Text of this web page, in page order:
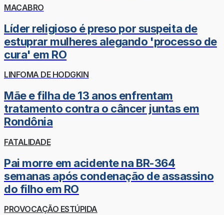
MACABRO
Líder religioso é preso por suspeita de
estuprar mulheres alegando 'processo de
cura' em RO
LINFOMA DE HODGKIN
Mãe e filha de 13 anos enfrentam
tratamento contra o câncer juntas em
Rondônia
FATALIDADE
Pai morre em acidente na BR-364
semanas após condenação de assassino
do filho em RO
PROVOCAÇÃO ESTÚPIDA